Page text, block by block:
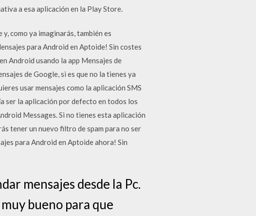
a esa aplicación en la Play Store.
como ya imaginarás, también es
para Android en Aptoide! Sin costes
Android usando la app Mensajes de
de Google, si es que no la tienes ya
usar mensajes como la aplicación SMS
ser la aplicación por defecto en todos los
Messages. Si no tienes esta aplicación
tener un nuevo filtro de spam para no ser
para Android en Aptoide ahora! Sin
mensajes desde la Pc.
bueno para que